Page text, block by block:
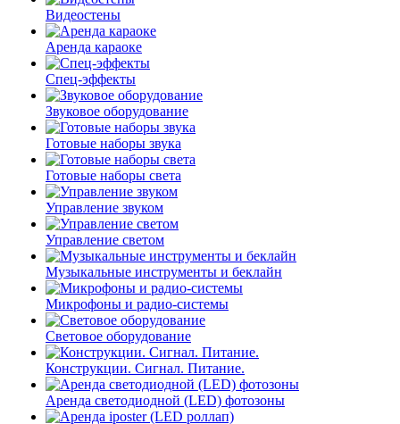
Видеостены
Аренда караоке
Спец-эффекты
Звуковое оборудование
Готовые наборы звука
Готовые наборы света
Управление звуком
Управление светом
Музыкальные инструменты и беклайн
Микрофоны и радио-системы
Световое оборудование
Конструкции. Сигнал. Питание.
Аренда светодиодной (LED) фотозоны